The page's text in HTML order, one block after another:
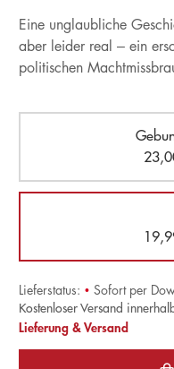
Eine unglaubliche
aber leider real – ein
politischen
Lieferstatus: • Sofort per
Kostenloser Versand
Lieferung & Versand